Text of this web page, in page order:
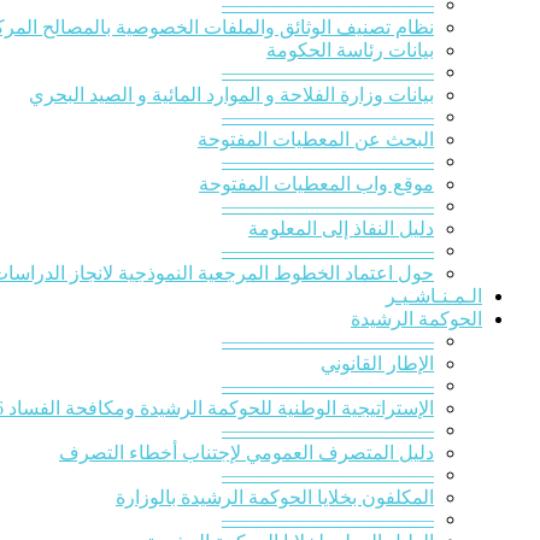
———————————
نظام تصنيف الوثائق والملفات الخصوصية بالمصالح
بيانات رئاسة الحكومة
———————————
بيانات وزارة الفلاحة و الموارد المائية و الصيد البحري
———————————
البحث عن المعطيات المفتوحة
———————————
موقع واب المعطيات المفتوحة
———————————
دليل النفاذ إلى المعلومة
———————————
حول اعتماد الخطوط المرجعية النموذجية لانجاز
الـمـنـاشـيـر
الحوكمة الرشيدة
———————————
الإطار القانوني
———————————
الإستراتيجية الوطنية للحوكمة الرشيدة ومكافحة الفساد 2016-2020
———————————
دليل المتصرف العمومي لإجتناب أخطاء التصرف
———————————
المكلفون بخلايا الحوكمة الرشيدة بالوزارة
———————————